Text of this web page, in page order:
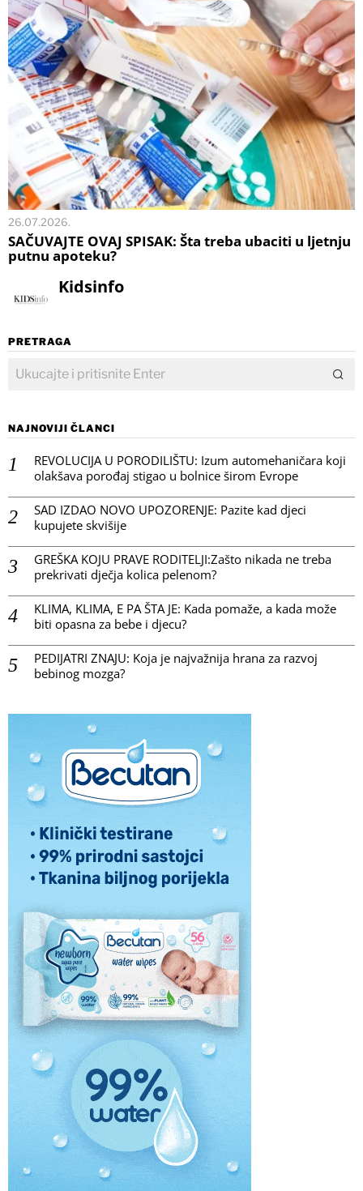
26.07.2026.
SAČUVAJTE OVAJ SPISAK: Šta treba ubaciti u ljetnju
putnu apoteku?
Kidsinfo
PRETRAGA
NAJNOVIJI ČLANCI
REVOLUCIJA U PORODILIŠTU: Izum automehaničara koji
olakšava porođaj stigao u bolnice širom Evrope
SAD IZDAO NOVO UPOZORENJE: Pazite kad djeci
kupujete skvišije
GREŠKA KOJU PRAVE RODITELJI:Zašto nikada ne treba
prekrivati dječja kolica pelenom?
KLIMA, KLIMA, E PA ŠTA JE: Kada pomaže, a kada može
biti opasna za bebe i djecu?
PEDIJATRI ZNAJU: Koja je najvažnija hrana za razvoj
bebinog mozga?